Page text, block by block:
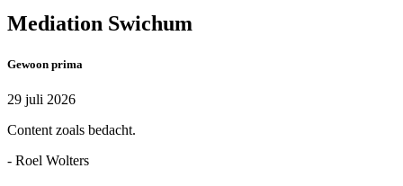
Mediation Swichum
Gewoon prima
29 juli 2026
Content zoals bedacht.
- Roel Wolters